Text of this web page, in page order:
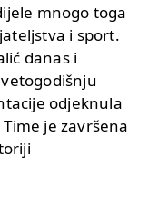
mnogo toga
i sport.
danas i
odjeknula
je završena